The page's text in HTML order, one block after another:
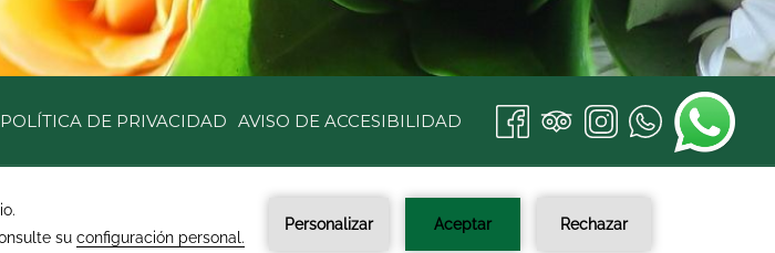
POLÍTICA DE PRIVACIDAD AVISO DE ACCESIBILIDAD
CONÉCTATE